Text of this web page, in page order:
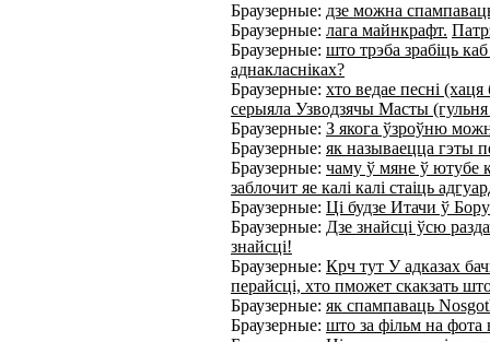
Браузерные: дзе можна
Браузерные: лага майнкрафт.
Браузерные: што трэба зрабіць
аднакласніках?
Браузерные: хто ведае песні
серыяла Узводзячы Масты
Браузерные: З якога ўзроўню
Браузерные: як называецца гэты
Браузерные: чаму ў мяне ў ютубе
заблочит яе калі калі стаіць
Браузерные: Ці будзе Итачи ў
Браузерные: Дзе знайсці ўсю
знайсці!
Браузерные: Крч тут У адказах
перайсці, хто пможет скакзать
Браузерные: як спампаваць
Браузерные: што за фільм на фота